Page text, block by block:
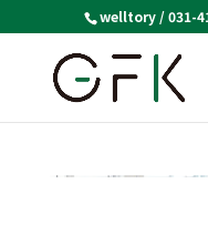
welltory / 031-